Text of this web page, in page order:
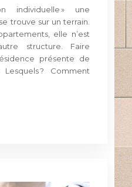
individuelle » une
trouve sur un terrain.
elle n’est
structure. Faire
présente de
? Comment